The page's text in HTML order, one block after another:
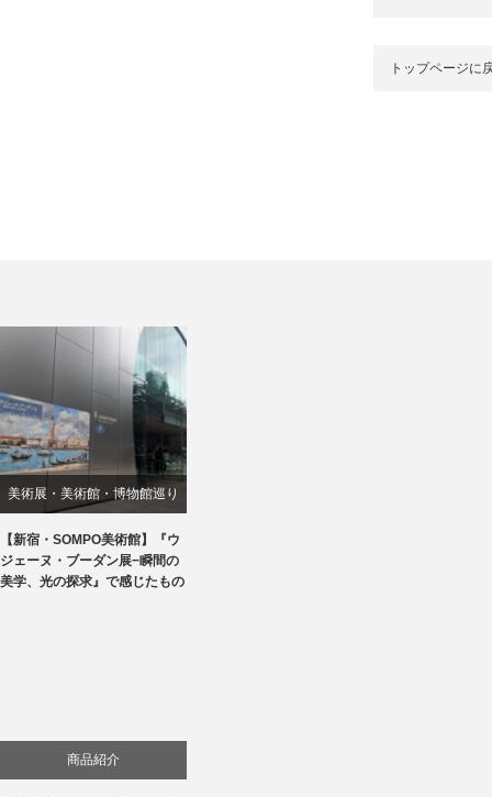
トップページに
美術展・美術館・博物館巡り
【新宿・SOMPO美術館】『ウ
ジェーヌ・ブーダン展−瞬間の
美学、光の探求』で感じたもの
商品紹介